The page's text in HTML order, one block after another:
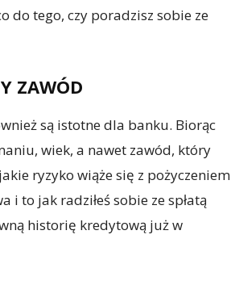
do tego, czy poradzisz sobie ze
ZAWÓD
są istotne dla banku. Biorąc
wiek, a nawet zawód, który
ryzyko wiąże się z pożyczeniem
to jak radziłeś sobie ze spłatą
historię kredytową już w